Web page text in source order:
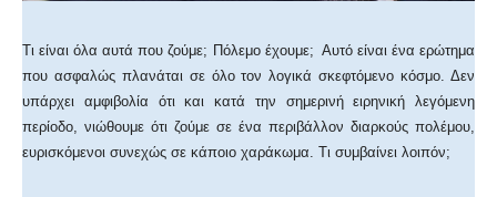
Τι είναι όλα αυτά που ζούμε; Πόλεμο έχουμε; Αυτό είναι ένα ερώτημα
που ασφαλώς πλανάται σε όλο τον λογικά σκεφτόμενο κόσμο. Δεν
υπάρχει αμφιβολία ότι και κατά την σημερινή ειρηνική λεγόμενη
περίοδο, νιώθουμε ότι ζούμε σε ένα περιβάλλον διαρκούς πολέμου,
ευρισκόμενοι συνεχώς σε κάποιο χαράκωμα. Τι συμβαίνει λοιπόν;